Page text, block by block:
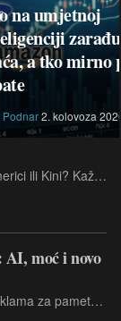
na umjetnoj
a tko mirno
Podnar2. kolovoza
Kome pripada budućnost, Americi ili Kini? Kaže kolumnist Wall Street Journala, pokušavajući biti duhovit, mi (Ameri) imamo Apple, NBA i Sydney Sweeney, a što ima Kina?
AI, moć i novo
Na prvi pogled izgleda kao reklama za pametni dom. Moderna kuća, povezana rasvjeta, digitalne brave, kamere, termostati, glasovni asistenti